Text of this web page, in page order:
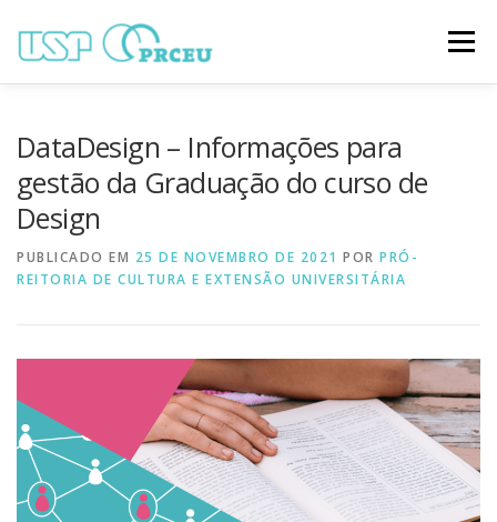
para
Menu
TRABALHOS ONLINE
DataDesign – Informações para
gestão da Graduação do curso de
Design
PUBLICADO EM 25 DE NOVEMBRO DE 2021 POR PRÓ-
REITORIA DE CULTURA E EXTENSÃO UNIVERSITÁRIA